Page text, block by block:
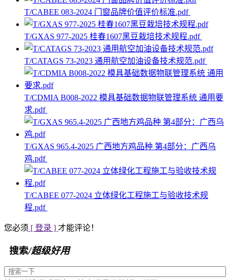
T/CABEE 083-2024 门窗品牌价值评价标准.pdf
T/GXAS 977-2025 桂春1607黑豆栽培技术规程.pdf
T/CATAGS 73-2023 通用航空加油设备技术规范.pdf
T/CDMIA B008-2022 模具基础数据物联管理系统 通用要
求.pdf
T/GXAS 965.4-2025 广西地方鸡品种 第4部分：广西乌
鸡.pdf
T/CABEE 077-2024 立体绿化工程施工与验收技术规
程.pdf
您必须 [ 登录 ] 才能评论！
搜索/超级好用